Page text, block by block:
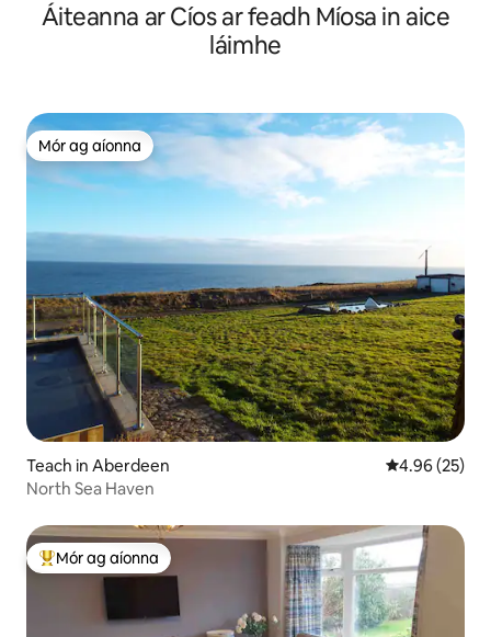
Áiteanna ar Cíos ar feadh Míosa in aice
láimhe
Mór ag aíonna
Mór ag aíonna
Teach in Aberdeen Meánrátáil
4.96 (25)
North Sea Haven
An-mhór ag aíonna
Mór ag aíonna